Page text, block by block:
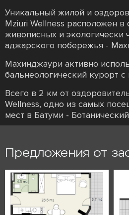
Уникальный жилой и
Mziuri Wellness расположен
живописных и экологически
аджарского побережья -
Махинджаури активно
бальнеологический курорт с
Всего в 2 км от
Wellness, одно из самых
мест в Батуми -
Предложения от